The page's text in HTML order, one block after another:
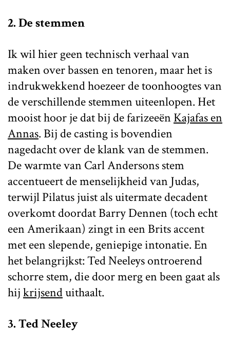
2. De stemmen
Ik wil hier geen technisch verhaal van
maken over bassen en tenoren, maar het is
indrukwekkend hoezeer de toonhoogtes van
de verschillende stemmen uiteenlopen. Het
mooist hoor je dat bij de farizeeënKajafas en
Annas. Bij de casting is bovendien
nagedacht over de klank van de stemmen.
De warmte van Carl Andersons stem
accentueert de menselijkheid van Judas,
terwijl Pilatus juist als uitermate decadent
overkomt doordat Barry Dennen (toch echt
een Amerikaan) zingt in een Brits accent
met een slepende, geniepige intonatie. En
het belangrijkst: Ted Neeleys ontroerend
schorre stem, die door merg en been gaat als
hijkrijsenduithaalt.
3. Ted Neeley